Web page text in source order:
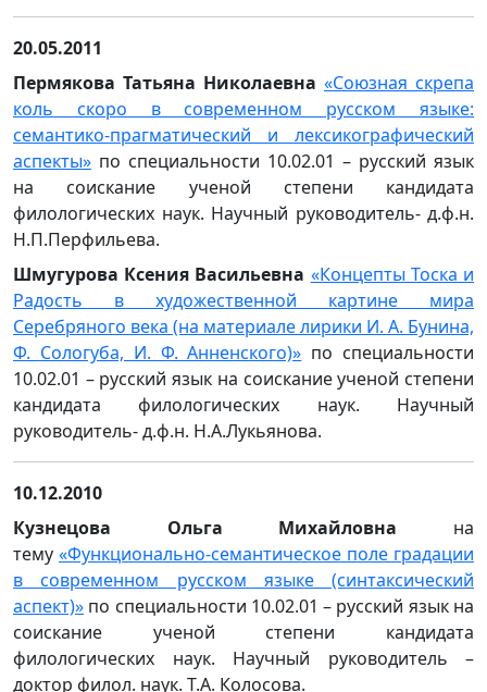
20.05.2011
Пермякова Татьяна Николаевна «Союзная скрепа
коль скоро в современном русском языке:
семантико-прагматический и лексикографический
аспекты» по специальности 10.02.01 – русский язык
на соискание ученой степени кандидата
филологических наук. Научный руководитель- д.ф.н.
Н.П.Перфильева.
Шмугурова Ксения Васильевна «Концепты Тоска и
Радость в художественной картине мира
Серебряного века (на материале лирики И. А. Бунина,
Ф. Сологуба, И. Ф. Анненского)» по специальности
10.02.01 – русский язык на соискание ученой степени
кандидата филологических наук. Научный
руководитель- д.ф.н. Н.А.Лукьянова.
10.12.2010
Кузнецова Ольга Михайловна на
тему «Функционально-семантическое поле градации
в современном русском языке (синтаксический
аспект)» по специальности 10.02.01 – русский язык на
соискание ученой степени кандидата
филологических наук. Научный руководитель –
доктор филол. наук. Т.А. Колосова.